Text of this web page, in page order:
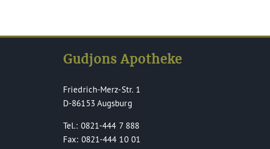
Gudjons Apotheke
Friedrich-Merz-Str. 1
D-86153 Augsburg
Tel.: 0821-444 7 888
Fax: 0821-444 10 01